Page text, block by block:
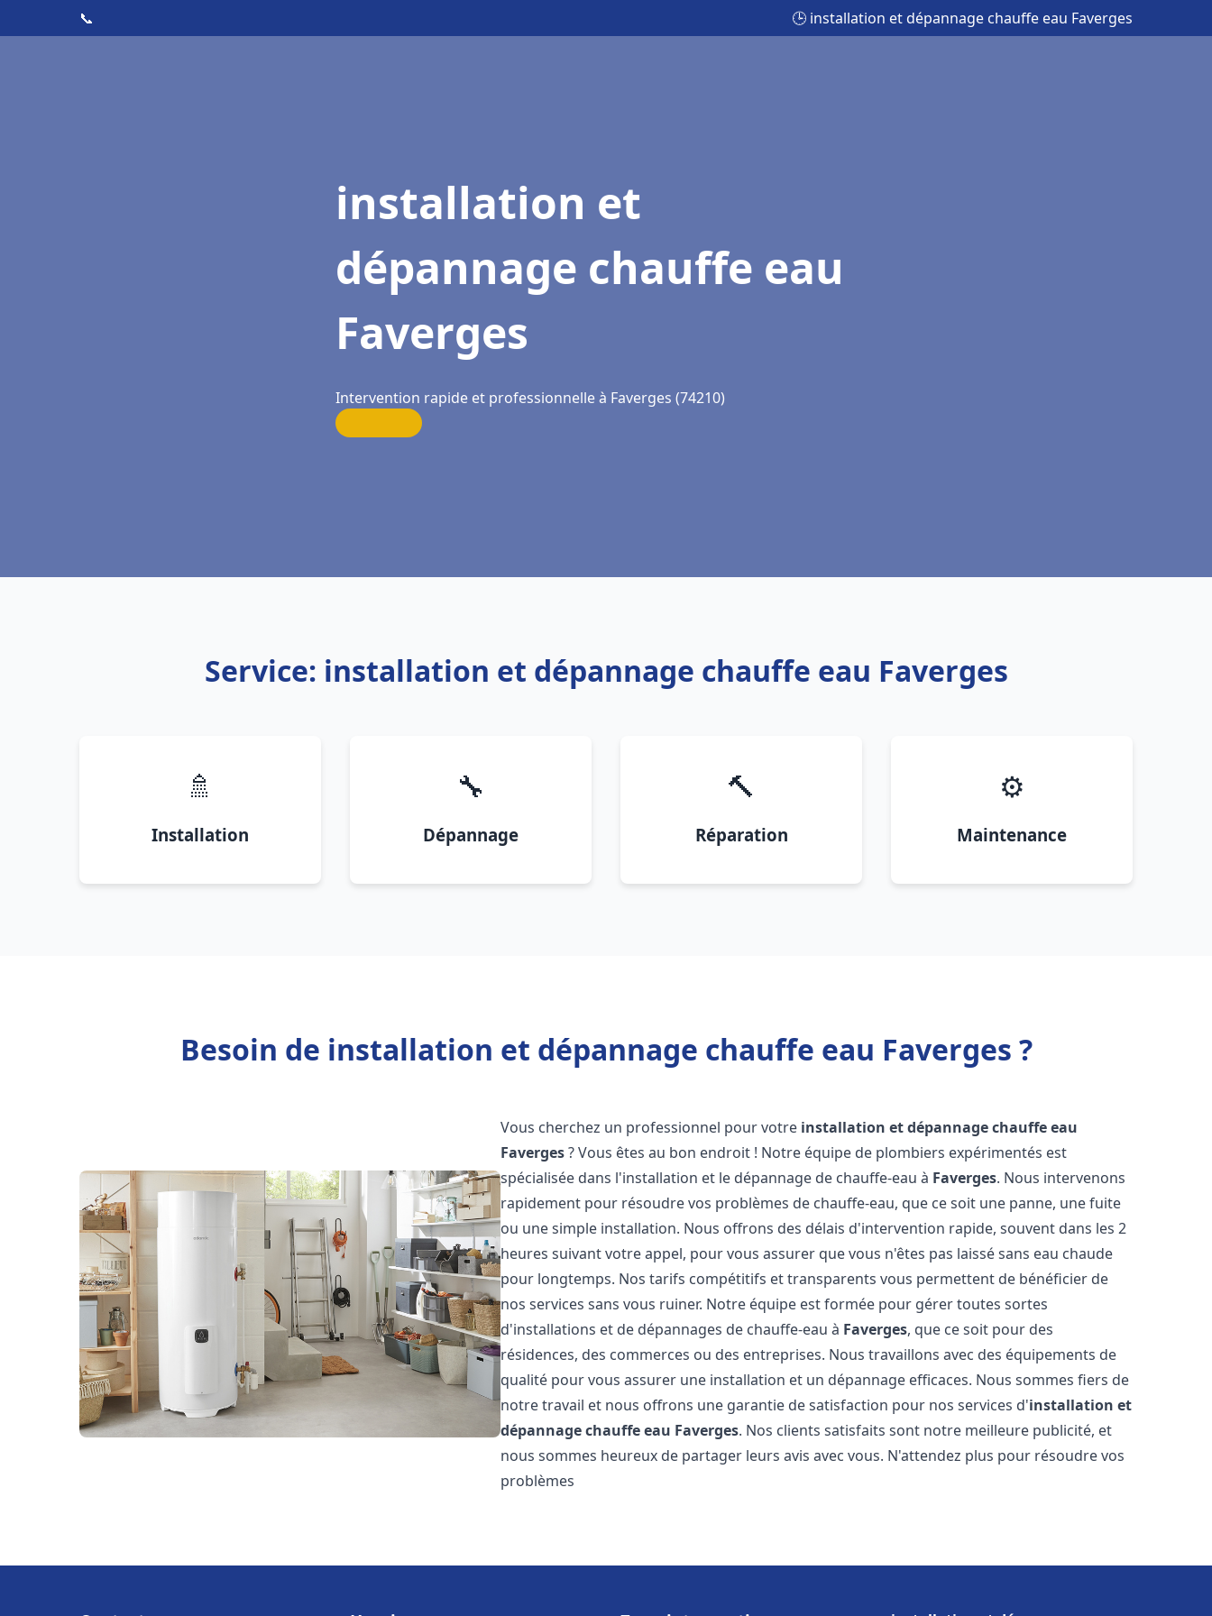
📞 🕒 installation et dépannage chauffe eau Faverges
installation et
dépannage chauffe eau
Faverges
Intervention rapide et professionnelle à Faverges (74210)
Service: installation et dépannage chauffe eau Faverges
🚿
Installation
🔧
Dépannage
🔨
Réparation
⚙️
Maintenance
Besoin de installation et dépannage chauffe eau Faverges ?
Vous cherchez un professionnel pour votre installation et dépannage chauffe eau
Faverges? Vous êtes au bon endroit ! Notre équipe de plombiers expérimentés est
spécialisée dans l'installation et le dépannage de chauffe-eau à Faverges. Nous intervenons
rapidement pour résoudre vos problèmes de chauffe-eau, que ce soit une panne, une fuite
ou une simple installation. Nous offrons des délais d'intervention rapide, souvent dans les 2
heures suivant votre appel, pour vous assurer que vous n'êtes pas laissé sans eau chaude
pour longtemps. Nos tarifs compétitifs et transparents vous permettent de bénéficier de
nos services sans vous ruiner. Notre équipe est formée pour gérer toutes sortes
d'installations et de dépannages de chauffe-eau à Faverges, que ce soit pour des
résidences, des commerces ou des entreprises. Nous travaillons avec des équipements de
qualité pour vous assurer une installation et un dépannage efficaces. Nous sommes fiers de
notre travail et nous offrons une garantie de satisfaction pour nos services d'installation et
dépannage chauffe eau Faverges. Nos clients satisfaits sont notre meilleure publicité, et
nous sommes heureux de partager leurs avis avec vous. N'attendez plus pour résoudre vos
problèmes